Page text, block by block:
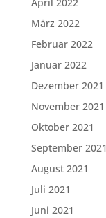
März 2022
Februar 2022
Januar 2022
Dezember 2021
November 2021
Oktober 2021
September 2021
August 2021
Juli 2021
Juni 2021